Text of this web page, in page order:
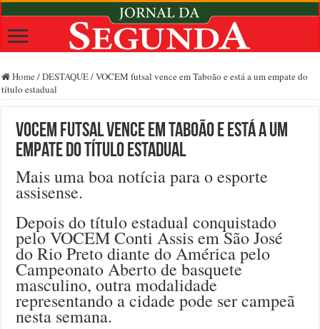
Home /DESTAQUE/VOCEM futsal vence em Taboão e está a um empate do
título estadual
VOCEM futsal vence em Taboão e está a um
empate do título estadual
Mais uma boa notícia para o esporte
assisense.
Depois do título estadual conquistado
pelo VOCEM Conti Assis em São José
do Rio Preto diante do América pelo
Campeonato Aberto de basquete
masculino, outra modalidade
representando a cidade pode ser campeã
nesta semana.